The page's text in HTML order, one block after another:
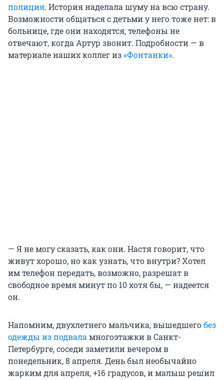
полиция. История наделала шуму на всю страну.
Возможности общаться с детьми у него тоже нет: в
больнице, где они находятся, телефоны не
отвечают, когда Артур звонит. Подробности — в
материале наших коллег из«Фонтанки».
— Я не могу сказать, как они. Настя говорит, что
живут хорошо, но как узнать, что внутри? Хотел
им телефон передать, возможно, разрешат в
свободное время минут по 10 хотя бы, — надеется
он.
Напомним, двухлетнего мальчика, вышедшегобез
одежды из подвала многоэтажки в Санкт-
Петербурге, соседи заметили вечером в
понедельник, 8 апреля. День был необычайно
жарким для апреля, +16 градусов, и малыш решил